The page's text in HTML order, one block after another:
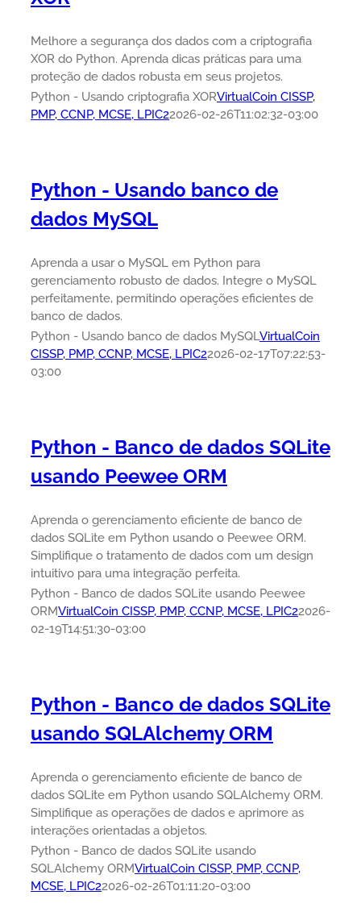
Melhore a segurança dos dados com a criptografia
XOR do Python. Aprenda dicas práticas para uma
proteção de dados robusta em seus projetos.
Python - Usando criptografia XORVirtualCoin CISSP,
PMP, CCNP, MCSE, LPIC22026-02-26T11:02:32-03:00
Python - Usando banco de
dados MySQL
Aprenda a usar o MySQL em Python para
gerenciamento robusto de dados. Integre o MySQL
perfeitamente, permitindo operações eficientes de
banco de dados.
Python - Usando banco de dados MySQLVirtualCoin
CISSP, PMP, CCNP, MCSE, LPIC22026-02-17T07:22:53-
03:00
Python - Banco de dados SQLite
usando Peewee ORM
Aprenda o gerenciamento eficiente de banco de
dados SQLite em Python usando o Peewee ORM.
Simplifique o tratamento de dados com um design
intuitivo para uma integração perfeita.
Python - Banco de dados SQLite usando Peewee
ORMVirtualCoin CISSP, PMP, CCNP, MCSE, LPIC22026-
02-19T14:51:30-03:00
Python - Banco de dados SQLite
usando SQLAlchemy ORM
Aprenda o gerenciamento eficiente de banco de
dados SQLite em Python usando SQLAlchemy ORM.
Simplifique as operações de dados e aprimore as
interações orientadas a objetos.
Python - Banco de dados SQLite usando
SQLAlchemy ORMVirtualCoin CISSP, PMP, CCNP,
MCSE, LPIC22026-02-26T01:11:20-03:00